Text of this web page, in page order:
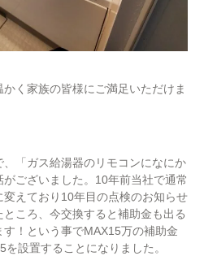
く家族の皆様にご満足いただけま
「ガス給湯器のリモコンになにか
ございました。10年前当社で通常
えており10年目の点検のお知らせ
ころ、今交換すると補助金も出る
！という事でMAX15万の補助金
設置することになりました。